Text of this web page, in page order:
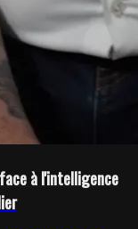
à l'intelligence